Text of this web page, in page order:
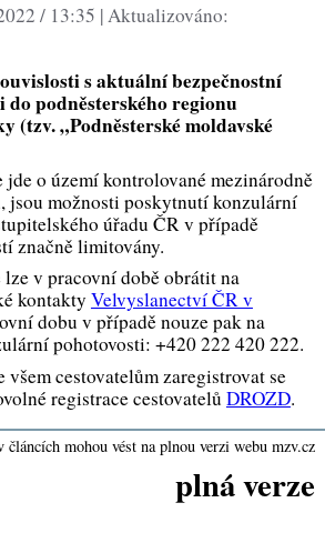
/ 13:35 | Aktualizováno:
s aktuální bezpečnostní
do podněsterského regionu
(tzv. „Podněsterské moldavské
jde o území kontrolované mezinárodně
jsou možnosti poskytnutí konzulární
úřadu ČR v případě
značně limitovány.
v pracovní době obrátit na
kontakty Velvyslanectví ČR v
dobu v případě nouze pak na
pohotovosti: +420 222 420 222.
cestovatelům zaregistrovat se
registrace cestovatelů DROZD.
článcích mohou vést na plnou verzi webu mzv.cz
plná verze